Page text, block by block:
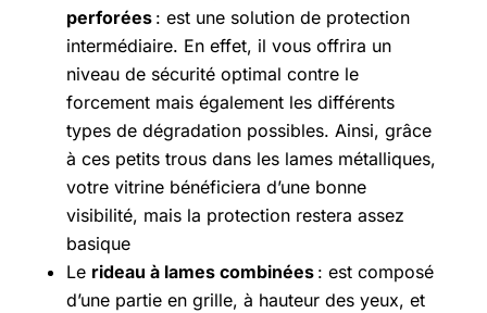
perforées: est une solution de protection
intermédiaire. En effet, il vous offrira un
niveau de sécurité optimal contre le
forcement mais également les différents
types de dégradation possibles. Ainsi, grâce
à ces petits trous dans les lames métalliques,
votre vitrine bénéficiera d’une bonne
visibilité, mais la protection restera assez
basique
Le rideau à lames combinées: est composé
d’une partie en grille, à hauteur des yeux, et